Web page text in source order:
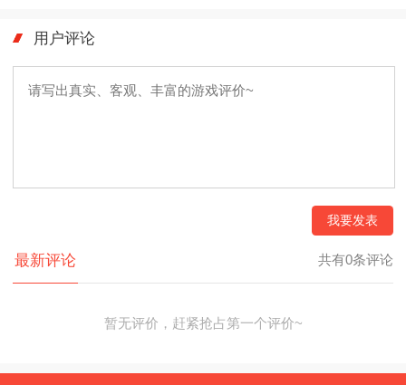
用户评论
我要发表
最新评论 共有0条评论
暂无评价，赶紧抢占第一个评价~